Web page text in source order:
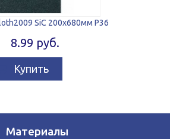
SiC 200x680мм P36
8.99 руб.
Купить
Материалы